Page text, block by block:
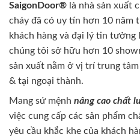
SaigonDoor® là nhà sản xuất
cháy đã có uy tín hơn 10 năm
khách hàng và đại lý tin tưởng
chúng tôi sở hữu hơn 10
sản xuất nằm ở vị trí trung
& tại ngoại thành.
Mang sứ mệnh nâng cao chất
việc cung cấp các sản phẩm
yêu cầu khắc khe của khách